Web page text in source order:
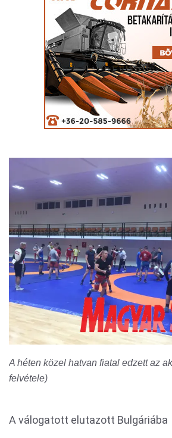
A héten közel hatvan fiatal edzett az
felvétele)
A válogatott elutazott Bulgáriába